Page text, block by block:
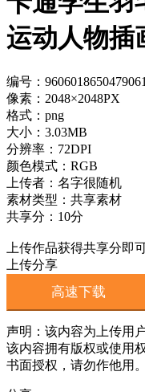
运动人物插
编号：
像素：2048×2048PX
格式：png
大小：3.03MB
分辨率：72DPI
颜色模式：RGB
上传者：名字很随机
素材类型：共享素材
共享分：10分
上传作品获得共享分即
上传分享
高速下载
声明：该内容为上传用
该内容拥有版权或使用
书面授权，请勿作他用。